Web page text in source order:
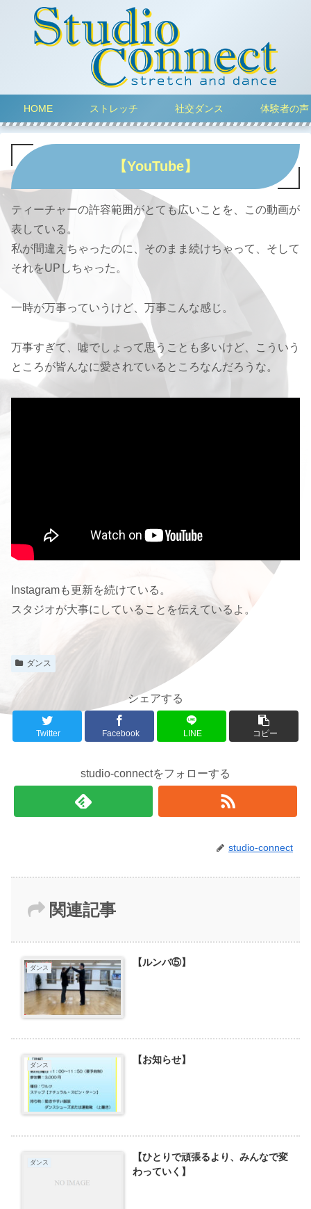
HOME ストレッチ 社交ダンス 体験者の声
【YouTube】
ティーチャーの許容範囲がとても広いことを、この動画が
表している。
私が間違えちゃったのに、そのまま続けちゃって、そして
それをUPしちゃった。
一時が万事っていうけど、万事こんな感じ。
万事すぎて、嘘でしょって思うことも多いけど、こういう
ところが皆んなに愛されているところなんだろうな。
Instagramも更新を続けている。
スタジオが大事にしていることを伝えているよ。
ダンス
シェアする
Twitter Facebook LINE コピー
studio-connectをフォローする
studio-connect
関連記事
ダンス 【ルンバ⑤】
ダンス 【お知らせ】
ダンス
【ひとりで頑張るより、みんなで変
わっていく】